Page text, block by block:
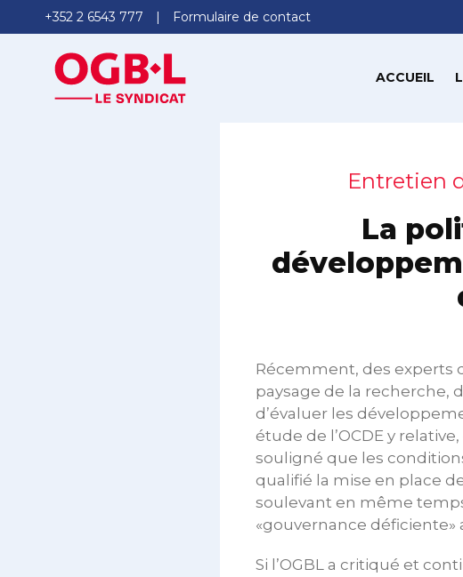
+352 2 6543 777 Formulaire de contact
ACCUEIL
Entretien
La
Récemment, des experts
paysage de la recherche,
d’évaluer les
étude de l’OCDE y
souligné que les
qualifié la mise en place
soulevant en même
«gouvernance
Si l’OGBL a critiqué et